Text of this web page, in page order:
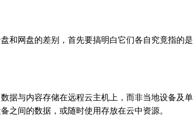
和网盘的差别，首先要搞明白它们各自究竟指的
据与内容存储在远程云主机上，而非当地设备
之间的数据，或随时使用存放在云中资源。